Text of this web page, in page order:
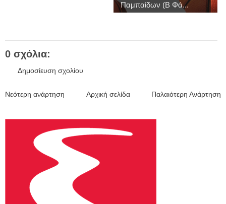
Παμπαίδων (Β Φά...
0 σχόλια:
Δημοσίευση σχολίου
Νεότερη ανάρτηση Παλαιότερη Ανάρτηση
Αρχική σελίδα